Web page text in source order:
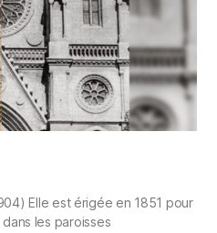
Elle est érigée en 1851 pour
les paroisses